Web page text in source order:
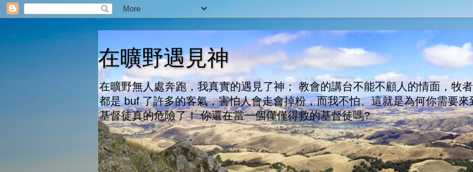
在曠野遇見神
在曠野無人處奔跑，我真實的遇見了神； 教會的講台不能不顧人的情面，牧
都是 buf 了許多的客氣，害怕人會走會掉粉，而我不怕、這就是為何你需要
基督徒真的危險了！ 你還在當一個僅僅得救的基督徒嗎?